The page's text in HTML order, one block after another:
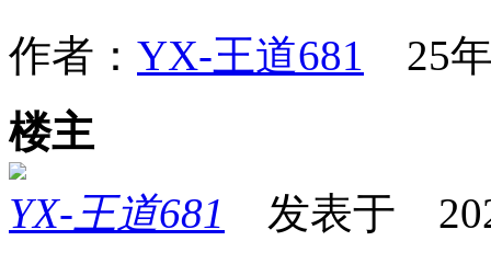
作者： YX-王道681 25
楼主
YX-王道681
发表于